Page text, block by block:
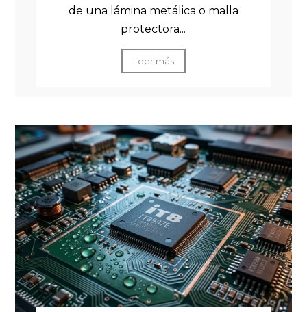
de una lámina metálica o malla
protectora...
Leer más